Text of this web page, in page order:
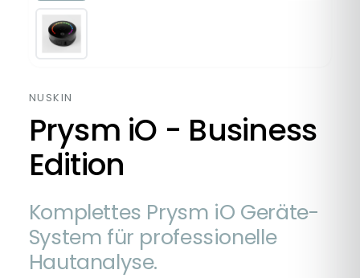
NUSKIN
Prysm iO - Business
Edition
Komplettes Prysm iO Geräte-
System für professionelle
Hautanalyse.